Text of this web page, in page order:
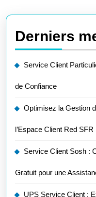
Derniers
Service Client
de Confiance
Optimisez la Gestion
l’Espace Client Red SFR
Service Client Sosh :
Gratuit pour une
UPS Service Client :